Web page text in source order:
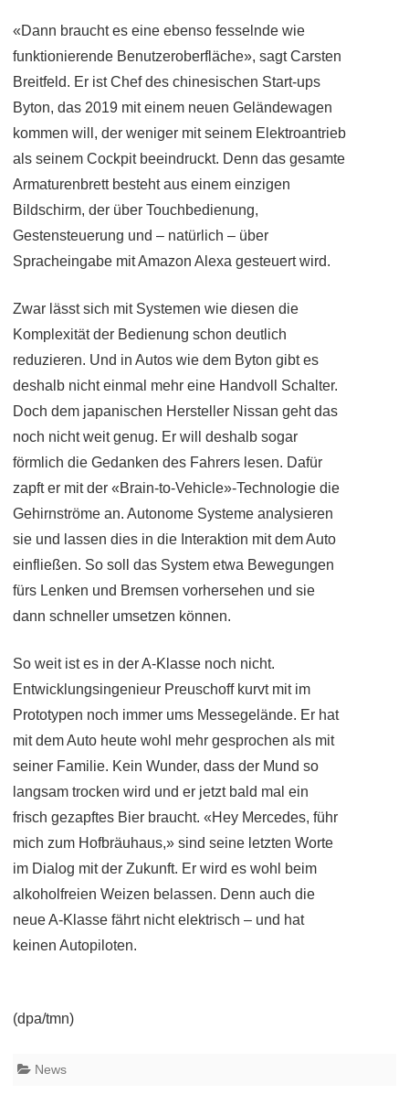
«Dann braucht es eine ebenso fesselnde wie
funktionierende Benutzeroberfläche», sagt Carsten
Breitfeld. Er ist Chef des chinesischen Start-ups
Byton, das 2019 mit einem neuen Geländewagen
kommen will, der weniger mit seinem Elektroantrieb
als seinem Cockpit beeindruckt. Denn das gesamte
Armaturenbrett besteht aus einem einzigen
Bildschirm, der über Touchbedienung,
Gestensteuerung und – natürlich – über
Spracheingabe mit Amazon Alexa gesteuert wird.
Zwar lässt sich mit Systemen wie diesen die
Komplexität der Bedienung schon deutlich
reduzieren. Und in Autos wie dem Byton gibt es
deshalb nicht einmal mehr eine Handvoll Schalter.
Doch dem japanischen Hersteller Nissan geht das
noch nicht weit genug. Er will deshalb sogar
förmlich die Gedanken des Fahrers lesen. Dafür
zapft er mit der «Brain-to-Vehicle»-Technologie die
Gehirnströme an. Autonome Systeme analysieren
sie und lassen dies in die Interaktion mit dem Auto
einfließen. So soll das System etwa Bewegungen
fürs Lenken und Bremsen vorhersehen und sie
dann schneller umsetzen können.
So weit ist es in der A-Klasse noch nicht.
Entwicklungsingenieur Preuschoff kurvt mit im
Prototypen noch immer ums Messegelände. Er hat
mit dem Auto heute wohl mehr gesprochen als mit
seiner Familie. Kein Wunder, dass der Mund so
langsam trocken wird und er jetzt bald mal ein
frisch gezapftes Bier braucht. «Hey Mercedes, führ
mich zum Hofbräuhaus,» sind seine letzten Worte
im Dialog mit der Zukunft. Er wird es wohl beim
alkoholfreien Weizen belassen. Denn auch die
neue A-Klasse fährt nicht elektrisch – und hat
keinen Autopiloten.
(dpa/tmn)
News